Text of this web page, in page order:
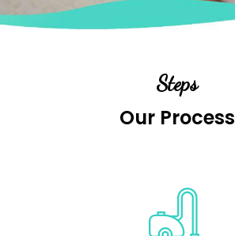
Steps
Our Process